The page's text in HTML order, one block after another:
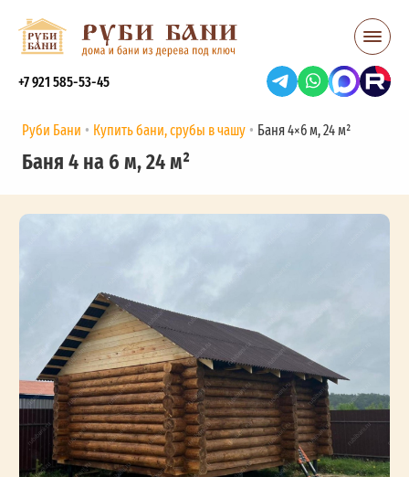
+7 921 585-53-45
Руби Бани Купить бани, срубы в чашу Баня 4×6 м, 24 м²
Баня 4 на 6 м, 24 м²